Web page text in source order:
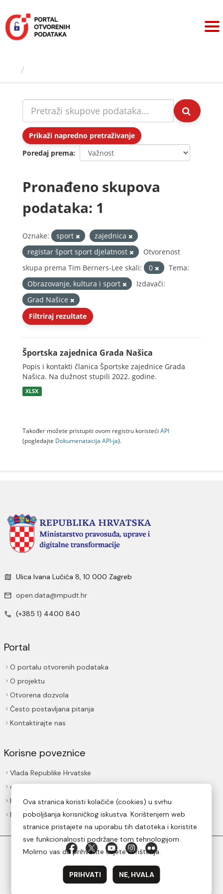
sadržaj
Prikaži napredno pretraživanje
Poredaj prema
Pronađeno skupova
podataka: 1
Oznake: sport
zajednica
registar šport sport djelatnost
Otvorenost
skupa prema Tim Berners-Lee skali:
0
Tema:
Obrazovanje, kultura i sport
Izdavači:
Grad Našice
Filtriraj rezultate
Športska zajednica Grada Našica
Popis i kontakti članica Športske zajednice Grada
Našica. Na dužnost stupili 2022. godine.
XLSX
Također možete pristupiti ovom registru koristeći API
(pogledajte Dokumenаtаcijа API-jа).